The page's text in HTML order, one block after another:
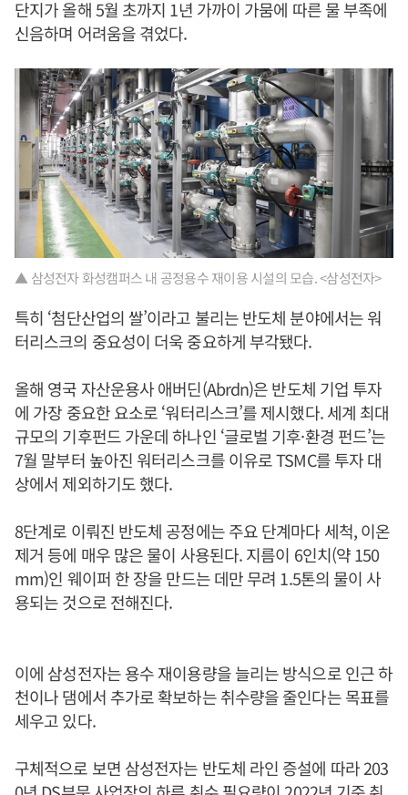
단지가 올해 5월 초까지 1년 가까이 가뭄에 따른 물 부족에
신음하며 어려움을 겪었다.
▲ 삼성전자 화성캠퍼스 내 공정용수 재이용 시설의 모습. <삼성전자>
특히 ‘첨단산업의 쌀’이라고 불리는 반도체 분야에서는 워
터리스크의 중요성이 더욱 중요하게 부각됐다.
올해 영국 자산운용사 애버딘(Abrdn)은 반도체 기업 투자
에 가장 중요한 요소로 ‘워터리스크’를 제시했다. 세계 최대
규모의 기후펀드 가운데 하나인 ‘글로벌 기후·환경 펀드’는
7월 말부터 높아진 워터리스크를 이유로 TSMC를 투자 대
상에서 제외하기도 했다.
8단계로 이뤄진 반도체 공정에는 주요 단계마다 세척, 이온
제거 등에 매우 많은 물이 사용된다. 지름이 6인치(약 150
mm)인 웨이퍼 한 장을 만드는 데만 무려 1.5톤의 물이 사
용되는 것으로 전해진다.
이에 삼성전자는 용수 재이용량을 늘리는 방식으로 인근 하
천이나 댐에서 추가로 확보하는 취수량을 줄인다는 목표를
세우고 있다.
구체적으로 보면 삼성전자는 반도체 라인 증설에 따라 203